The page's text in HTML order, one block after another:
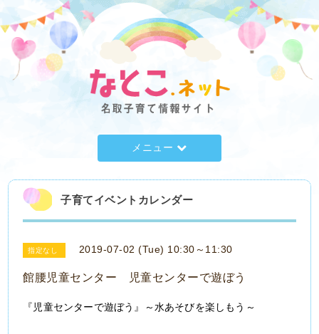
メニュー
子育てイベントカレンダー
指定なし 2019-07-02 (Tue) 10:30～11:30
館腰児童センター 児童センターで遊ぼう
『児童センターで遊ぼう』～水あそびを楽しもう～